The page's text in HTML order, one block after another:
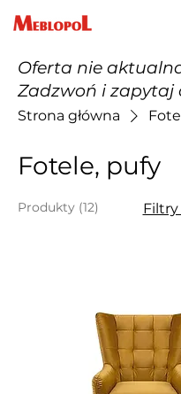
Oferta nie
Zadzwoń i zapytaj
Strona główna
Fotele, pufy
Produkty (12) Filtry